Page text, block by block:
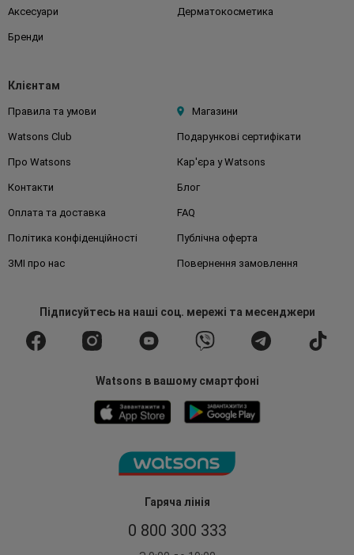
Гаряча лінія
0 800 300 333
Аксесуари Дерматокосметика
Бренди
Клієнтам
Правила та умови Магазини
Watsons Club Подарункові сертифікати
Про Watsons Кар'єра у Watsons
Контакти Блог
Оплата та доставка FAQ
Політика конфіденційності Публічна оферта
ЗМІ про нас Повернення замовлення
Підписуйтесьна наші соц. мережі та месенджери
Watsons в вашому смартфоні